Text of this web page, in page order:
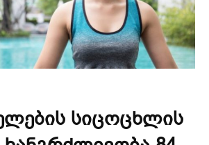
სიცოცხლის